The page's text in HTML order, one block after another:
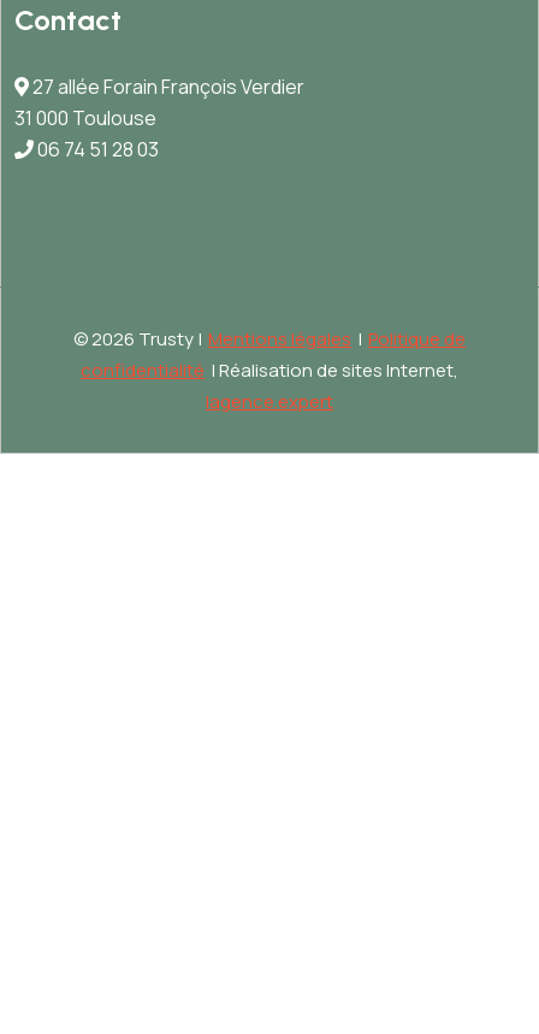
Contact
27 allée Forain François Verdier
31 000 Toulouse
06 74 51 28 03
©2026 Trusty | Mentions légales | Politique de
confidentialité | Réalisation de sites Internet,
lagence.expert